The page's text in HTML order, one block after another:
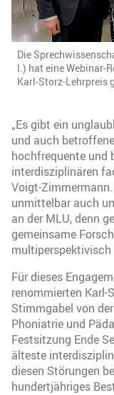
Die
l.) hat eine Webinar-
Karl-Storz-Lehrpreis
„Es gibt ein
und auch
hochfrequente und
interdisziplinären
Voigt-
unmittelbar auch
an der MLU, denn
gemeinsame
multiperspektivisch
Für dieses
renommierten Karl-
Stimmgabel von
Phoniatrie und
Festsitzung Ende
älteste
diesen Störungen
hundertjähriges